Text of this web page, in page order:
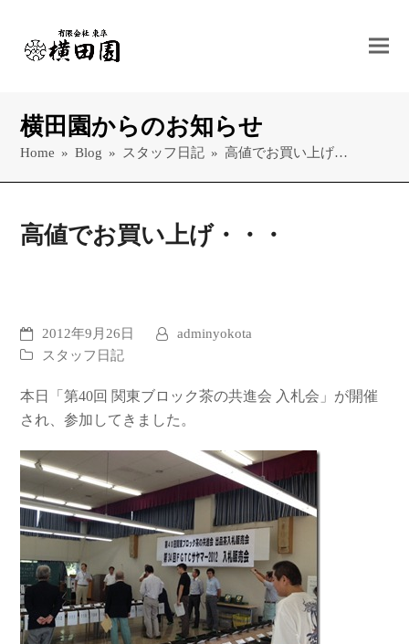
横田園からのお知らせ
Home » Blog » スタッフ日記 » 高値でお買い上げ…
高値でお買い上げ・・・
2012年9月26日
adminyokota
スタッフ日記
本日「第40回 関東ブロック茶の共進会 入札会」が開催
され、参加してきました。